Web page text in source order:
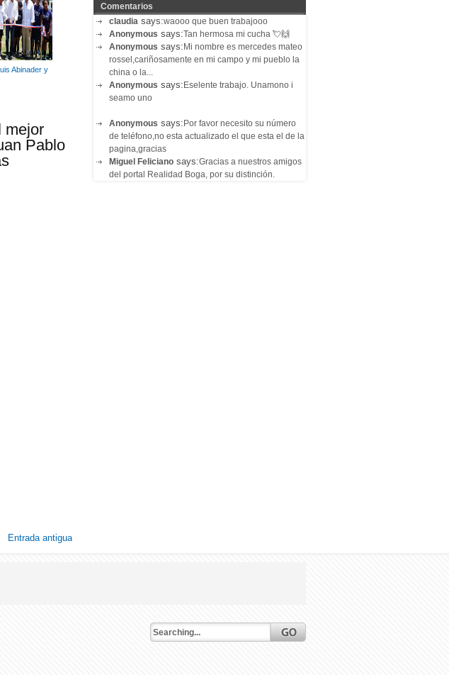
Abinader y
mejor
Pablo
Entrada antigua
Comentarios
claudia says:waooo que buen trabajooo
Anonymous says:Tan hermosa mi cucha 💘🙌
Anonymous says:Mi nombre es mercedes mateo
rossel,cariñosamente en mi campo y mi pueblo la
china o la...
Anonymous says:Eselente trabajo. Unamono i
seamo uno
Anonymous says:Por favor necesito su número
de teléfono,no esta actualizado el que esta el de la
pagina,gracias
Miguel Feliciano says:Gracias a nuestros amigos
del portal Realidad Boga, por su distinción.